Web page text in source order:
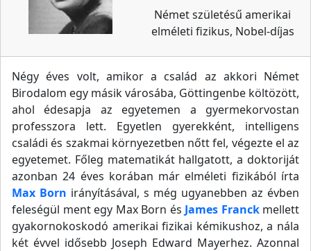
Német születésű amerikai
elméleti fizikus, Nobel-díjas
Négy éves volt, amikor a család az akkori Német
Birodalom egy másik városába, Göttingenbe költözött,
ahol édesapja az egyetemen a gyermekorvostan
professzora lett. Egyetlen gyerekként, intelligens
családi és szakmai környezetben nőtt fel, végezte el az
egyetemet. Főleg matematikát hallgatott, a doktoriját
azonban 24 éves korában már elméleti fizikából írta
Max Born irányításával, s még ugyanebben az évben
feleségül ment egy Max Born és James Franckmellett
gyakornokoskodó amerikai fizikai kémikushoz, a nála
két évvel idősebb Joseph Edward Mayerhez. Azonnal